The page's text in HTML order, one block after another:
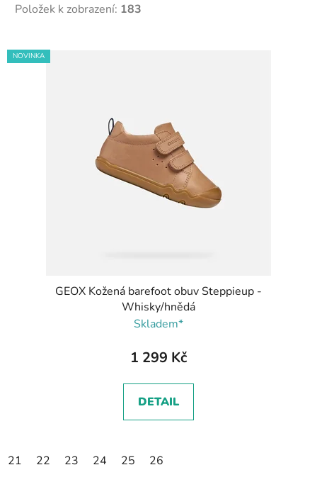
Položek k zobrazení: 183
V
ý
NOVINKA
GEOX Kožená barefoot obuv Steppieup -
Whisky/hnědá
Skladem*
1 299 Kč
DETAIL
21 22 23 24 25 26